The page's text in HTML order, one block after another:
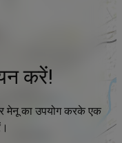
करें!
मेनू का उपयोग करके एक